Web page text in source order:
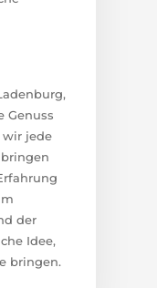
Genuss
wir jede
der
Idee,
bringen.